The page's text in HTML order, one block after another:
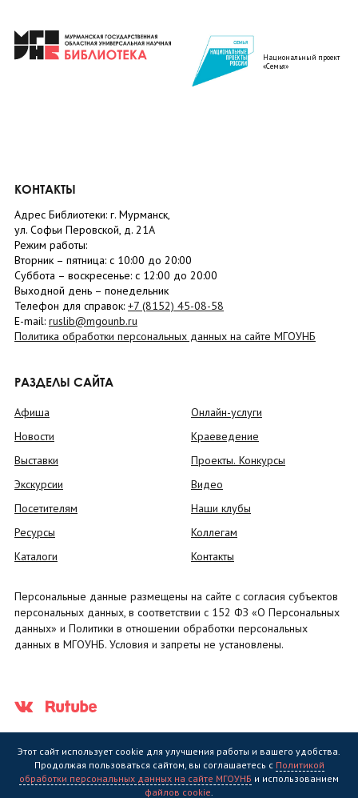
Национальный проект
«Семья»
КОНТАКТЫ
Адрес Библиотеки: г. Мурманск,
ул. Софьи Перовской, д. 21А
Режим работы:
Вторник – пятница: с 10:00 до 20:00
Суббота – воскресенье: c 12:00 до 20:00
Выходной день – понедельник
Телефон для справок: +7 (8152) 45-08-58
E-mail: ruslib@mgounb.ru
Политика обработки персональных данных на сайте МГОУНБ
РАЗДЕЛЫ САЙТА
Афиша
Новости
Выставки
Экскурсии
Посетителям
Ресурсы
Каталоги
Онлайн-услуги
Краеведение
Проекты. Конкурсы
Видео
Наши клубы
Коллегам
Контакты
Персональные данные размещены на сайте с согласия субъектов
персональных данных, в соответствии с 152 ФЗ «О Персональных
данных» и Политики в отношении обработки персональных
данных в МГОУНБ. Условия и запреты не установлены.
Государственное областное бюджетное учреждение культуры
Этот сайт использует cookie для улучшения работы и вашего удобства.
Продолжая пользоваться сайтом, вы соглашаетесь с Политикой
обработки персональных данных на сайте МГОУНБ и использованием
файлов cookie.